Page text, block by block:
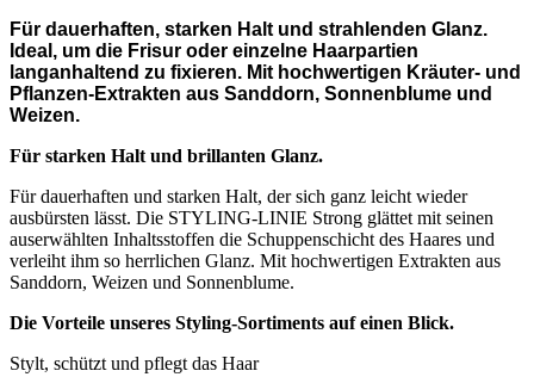
Für dauerhaften, starken Halt und strahlenden Glanz.
Ideal, um die Frisur oder einzelne Haarpartien
langanhaltend zu fixieren. Mit hochwertigen Kräuter- und
Pflanzen-Extrakten aus Sanddorn, Sonnenblume und
Weizen.
Für starken Halt und brillanten Glanz.
Für dauerhaften und starken Halt, der sich ganz leicht wieder
ausbürsten lässt. Die STYLING-LINIE Strong glättet mit seinen
auserwählten Inhaltsstoffen die Schuppenschicht des Haares und
verleiht ihm so herrlichen Glanz. Mit hochwertigen Extrakten aus
Sanddorn, Weizen und Sonnenblume.
Die Vorteile unseres Styling-Sortiments auf einen Blick.
Stylt, schützt und pflegt das Haar